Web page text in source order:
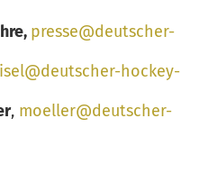
presse@deutscher-
hockey-
, moeller@deutscher-